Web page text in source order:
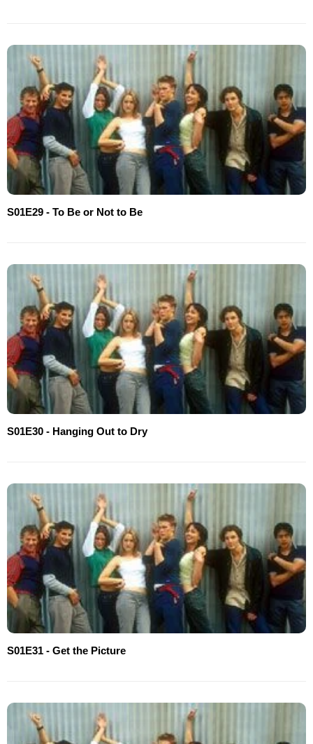
S01E29 - To Be or Not to Be
S01E30 - Hanging Out to Dry
S01E31 - Get the Picture